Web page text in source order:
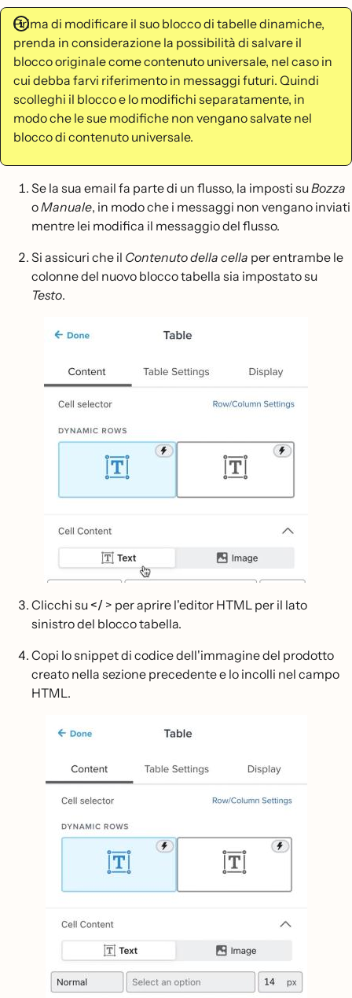
Prima di modificare il suo blocco di tabelle dinamiche,
prenda in considerazione la possibilità di salvare il
blocco originale come contenuto universale, nel caso in
cui debba farvi riferimento in messaggi futuri. Quindi
scolleghi il blocco e lo modifichi separatamente, in
modo che le sue modifiche non vengano salvate nel
blocco di contenuto universale.
Se la sua email fa parte di un flusso, la imposti suBozza
oManuale, in modo che i messaggi non vengano inviati
mentre lei modifica il messaggio del flusso.
Si assicuri che il Contenuto della cella per entrambe le
colonne del nuovo blocco tabella sia impostato su
Testo.
Clicchi su </ > per aprire l'editor HTML per il lato
sinistro del blocco tabella.
Copi lo snippet di codice dell'immagine del prodotto
creato nella sezione precedente e lo incolli nel campo
HTML.